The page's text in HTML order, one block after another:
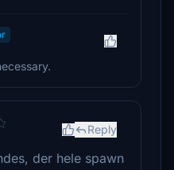
Reply
der hele spawn